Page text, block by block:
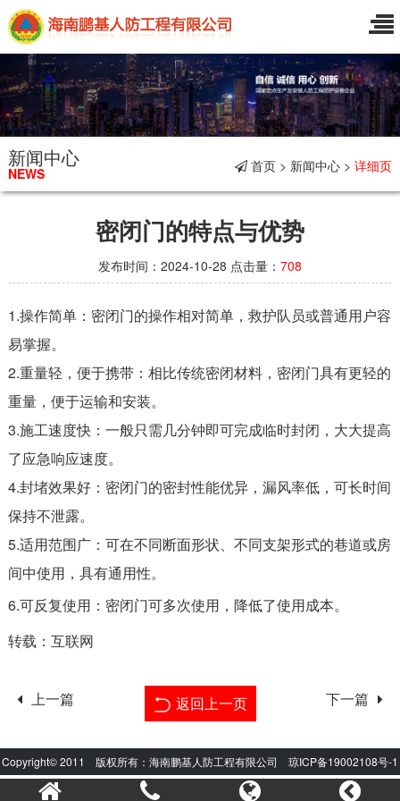
新闻中心
NEWS 首页 > 新闻中心 >详细页
密闭门的特点与优势
发布时间：2024-10-28 点击量： 708
1.操作简单：密闭门的操作相对简单，救护队员或普通用户容
易掌握。
2.重量轻，便于携带：相比传统密闭材料，密闭门具有更轻的
重量，便于运输和安装。
3.施工速度快：一般只需几分钟即可完成临时封闭，大大提高
了应急响应速度。
4.封堵效果好：密闭门的密封性能优异，漏风率低，可长时间
保持不泄露。
5.适用范围广：可在不同断面形状、不同支架形式的巷道或房
间中使用，具有通用性。
6.可反复使用：密闭门可多次使用，降低了使用成本。
转载：互联网
上一篇 返回上一页 下一篇
Copyright© 2011 版权所有：海南鹏基人防工程有限公司 琼ICP备19002108号-1